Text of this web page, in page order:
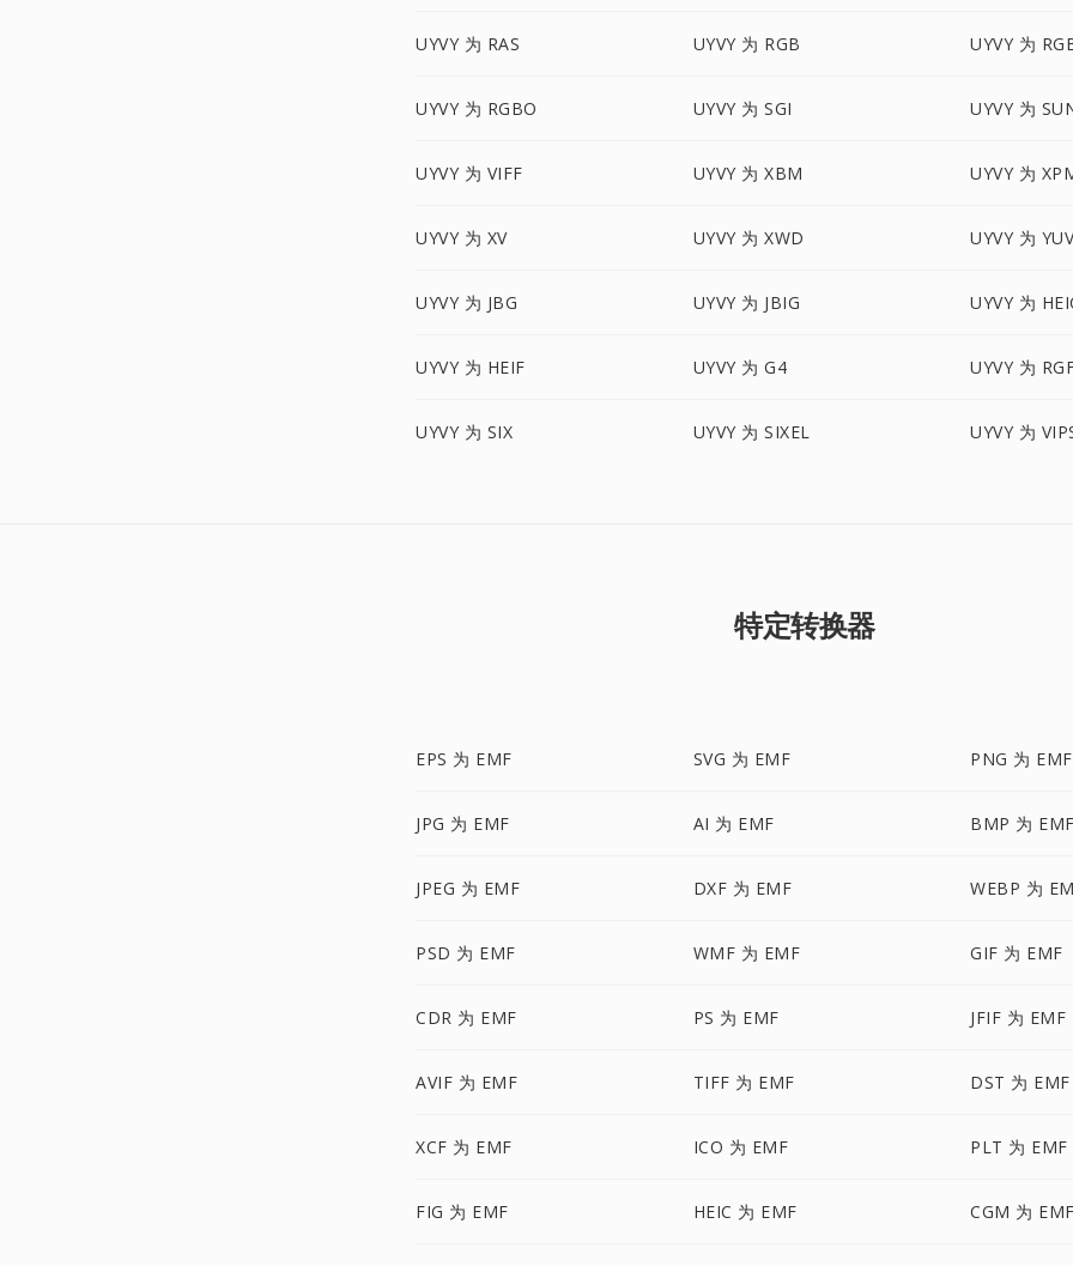
UYVY 为 RAS UYVY 为 RGB UYVY 为
UYVY 为 RGBO UYVY 为 SGI UYVY 为
UYVY 为 VIFF UYVY 为 XBM UYVY 为
UYVY 为 XV UYVY 为 XWD UYVY 为
UYVY 为 JBG UYVY 为 JBIG UYVY 为
UYVY 为 HEIF UYVY 为 G4 UYVY 为
UYVY 为 SIX UYVY 为 SIXEL UYVY 为
特定转换器
EPS 为 EMF SVG 为 EMF PNG 为 EMF
JPG 为 EMF AI 为 EMF BMP 为 EMF
JPEG 为 EMF DXF 为 EMF WEBP 为
PSD 为 EMF WMF 为 EMF GIF 为 EMF
CDR 为 EMF PS 为 EMF JFIF 为 EMF
AVIF 为 EMF TIFF 为 EMF DST 为 EMF
XCF 为 EMF ICO 为 EMF PLT 为 EMF
FIG 为 EMF HEIC 为 EMF CGM 为 EMF